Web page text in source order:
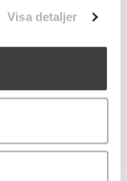
Visa detaljer
Vi ger dig 5 tips för